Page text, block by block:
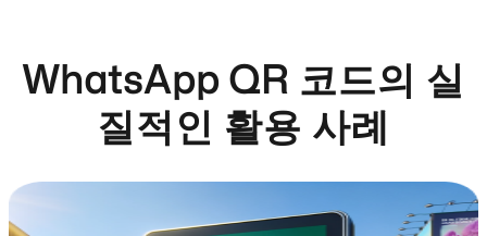
WhatsApp QR 코드의 실
질적인 활용 사례